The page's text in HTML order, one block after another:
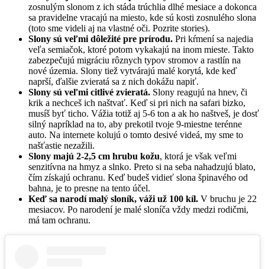
zosnulým slonom z ich stáda trúchlia dlhé mesiace a dokonca
sa pravidelne vracajú na miesto, kde sú kosti zosnulého slona
(toto sme videli aj na vlastné oči. Pozrite stories).
Slony sú veľmi dôležité pre prírodu. Pri kŕmení sa najedia
veľa semiačok, ktoré potom vykakajú na inom mieste. Takto
zabezpečujú migráciu rôznych typov stromov a rastlín na
nové územia. Slony tiež vytvárajú malé korytá, kde keď
naprší, ďalšie zvieratá sa z nich dokážu napiť.
Slony sú veľmi citlivé zvieratá. Slony reagujú na hnev, či
krik a nechceš ich naštvať. Keď si pri nich na safari bizko,
musíš byť ticho. Vážia totiž aj 5-6 ton a ak ho naštveš, je dosť
silný napríklad na to, aby prekotil tvoje 9-miestne terénne
auto. Na internete kolujú o tomto desivé videá, my sme to
našťastie nezažili.
Slony majú 2-2,5 cm hrubu kožu, ktorá je však veľmi
senzitívna na hmyz a slnko. Preto si na seba nahadzujú blato,
čím získajú ochranu. Keď budeš vidieť slona špinavého od
bahna, je to presne na tento účel.
Keď sa narodí malý sloník, váži už 100 kíl. V bruchu je 22
mesiacov. Po narodení je malé sloníča vždy medzi rodičmi,
má tam ochranu.